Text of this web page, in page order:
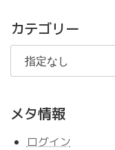
事
カテゴリー
メタ情報
ログイン